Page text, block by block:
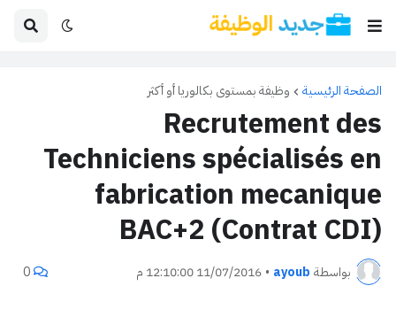
الصفحة الرئيسية وظيفة بمستوى بكالوريا أو أكثر
Recrutement des
Techniciens spécialisés en
fabrication mecanique
BAC+2 (Contrat CDI)
بواسطة ayoub
• 11/07/2016 12:10:00 م 0